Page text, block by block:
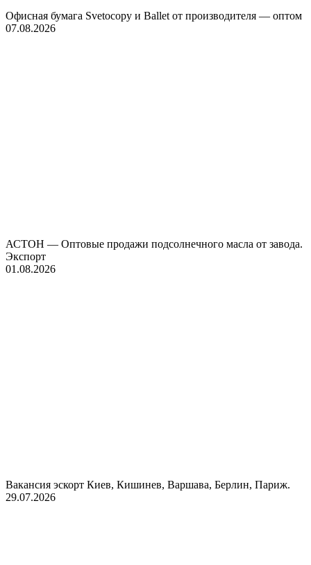
Офисная бумага Svetocopy и Ballet от производителя — оптом
07.08.2026
АСТОН — Оптовые продажи подсолнечного масла от завода.
Экспорт
01.08.2026
Вакансия эскорт Киев, Кишинев, Варшава, Берлин, Париж.
29.07.2026